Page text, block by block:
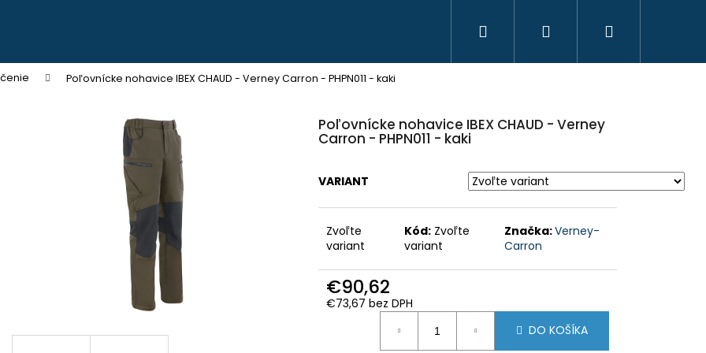
Hľadať Prihlásenie
Poľovnícke nohavice IBEX CHAUD - Verney Carron - PHPN011 - kaki
Poľovnícke nohavice IBEX CHAUD - Verney
Carron - PHPN011 - kaki
VARIANT
Zvoľte
variant
Kód: Zvoľte
variant
Značka:Verney-
Carron
€90,62
€73,67 bez DPH
Jednotková
DO KOŠÍKA
Čo potrebujete nájsť?
Odporúčame
PEVNÉ POĽOVNÍCKE NOHAVICE DO
€112,30
POĽOVNÍCKE NOHAVICE IBEX CHAUD -
VERNEY CARRON - PHPN011 - KAKI